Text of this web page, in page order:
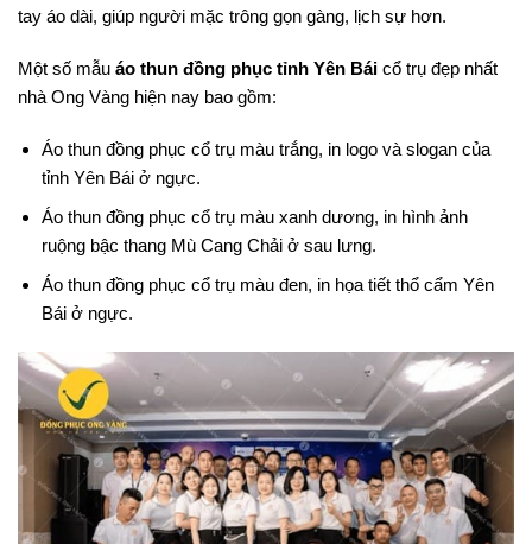
tay áo dài, giúp người mặc trông gọn gàng, lịch sự hơn.
Một số mẫu áo thun đồng phục tỉnh Yên Bái cổ trụ đẹp nhất
nhà Ong Vàng hiện nay bao gồm:
Áo thun đồng phục cổ trụ màu trắng, in logo và slogan của
tỉnh Yên Bái ở ngực.
Áo thun đồng phục cổ trụ màu xanh dương, in hình ảnh
ruộng bậc thang Mù Cang Chải ở sau lưng.
Áo thun đồng phục cổ trụ màu đen, in họa tiết thổ cẩm Yên
Bái ở ngực.